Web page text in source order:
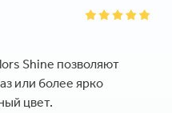
Shine позволяют
или более ярко
цвет.